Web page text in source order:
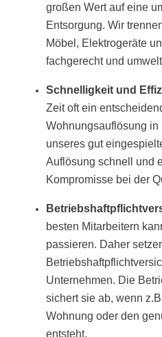
großen Wert auf eine
Entsorgung. Wir
Möbel, Elektrogeräte
fachgerecht und
Schnelligkeit und
Zeit oft ein
Wohnungsauflösung
unseres gut
Auflösung schnell und
Kompromisse bei der
besten Mitarbeitern
passieren. Daher
Unternehmen. Die
sichert sie ab, wenn
Wohnung oder den
entsteht.